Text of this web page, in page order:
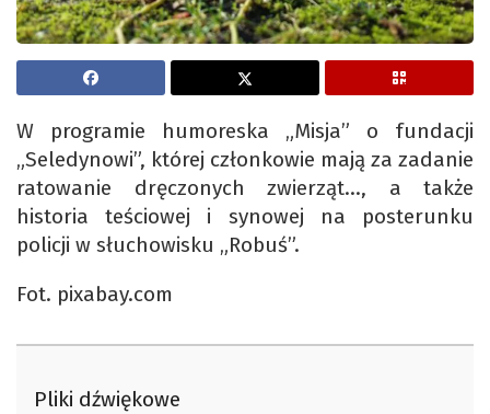
W programie humoreska „Misja” o fundacji
„Seledynowi”, której członkowie mają za zadanie
ratowanie dręczonych zwierząt…, a także
historia teściowej i synowej na posterunku
policji w słuchowisku „Robuś”.
Fot. pixabay.com
Pliki dźwiękowe